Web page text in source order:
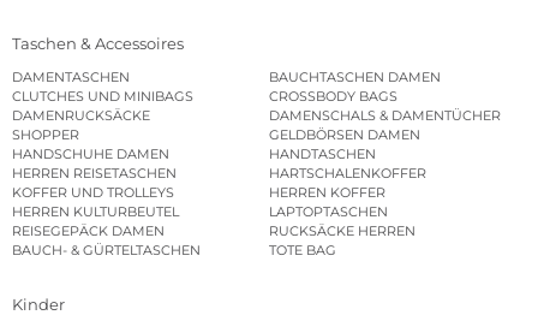
Taschen & Accessoires
DAMENTASCHEN
BAUCHTASCHEN DAMEN
CLUTCHES UND MINIBAGS
CROSSBODY BAGS
DAMENRUCKSÄCKE
DAMENSCHALS & DAMENTÜCHER
SHOPPER
GELDBÖRSEN DAMEN
HANDSCHUHE DAMEN
HANDTASCHEN
HERREN REISETASCHEN
HARTSCHALENKOFFER
KOFFER UND TROLLEYS
HERREN KOFFER
HERREN KULTURBEUTEL
LAPTOPTASCHEN
REISEGEPÄCK DAMEN
RUCKSÄCKE HERREN
BAUCH- & GÜRTELTASCHEN
TOTE BAG
Kinder